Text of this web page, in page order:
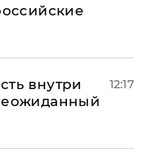
внутри
12:17